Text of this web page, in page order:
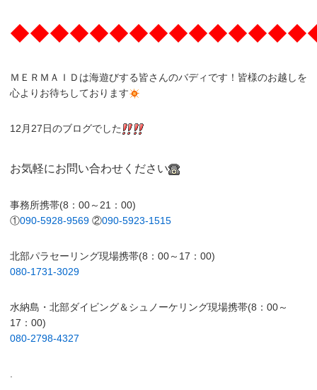
ＭＥＲＭＡＩＤは海遊びする皆さんのバディです！皆様のお越しを
心よりお待ちしております
12月27日のブログでした
お気軽にお問い合わせください
事務所携帯(8：00～21：00)
①090-5928-9569 ②090-5923-1515
北部パラセーリング現場携帯(8：00～17：00)
080-1731-3029
水納島・北部ダイビング＆シュノーケリング現場携帯(8：00～
17：00)
080-2798-4327
.